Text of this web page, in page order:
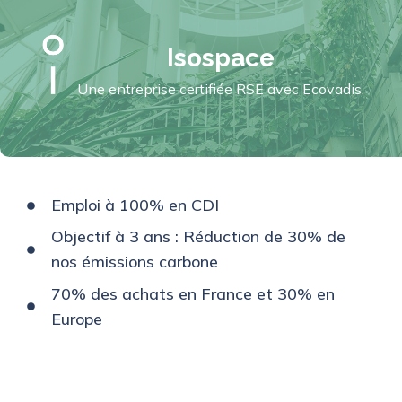
Isospace
Une entreprise certifiée RSE avec Ecovadis.
Emploi à 100% en CDI
Objectif à 3 ans : Réduction de 30% de
nos émissions carbone
70% des achats en France et 30% en
Europe